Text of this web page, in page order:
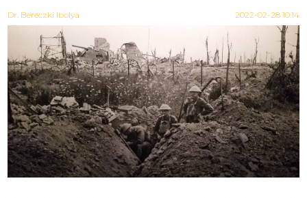
Dr. Bereczki Ibolya 2022-02-28 10:14